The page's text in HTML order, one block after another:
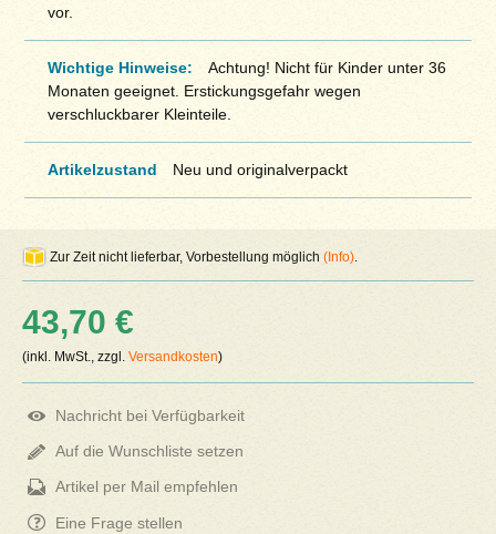
vor.
Wichtige Hinweise:
Achtung! Nicht für Kinder unter 36
Monaten geeignet. Erstickungsgefahr wegen
verschluckbarer Kleinteile.
Artikelzustand Neu und originalverpackt
Zur Zeit nicht lieferbar, Vorbestellung möglich(Info)
43,70 €
(inkl. MwSt., zzgl.Versandkosten)
Nachricht bei Verfügbarkeit
Auf die Wunschliste setzen
Artikel per Mail empfehlen
Eine Frage stellen